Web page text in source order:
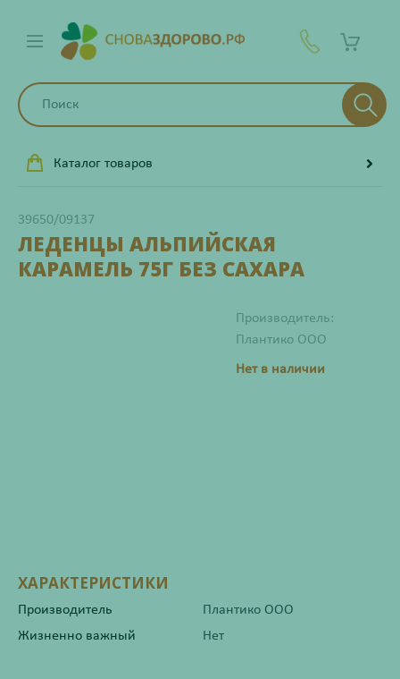
Каталог товаров
39650/09137
ЛЕДЕНЦЫ АЛЬПИЙСКАЯ
КАРАМЕЛЬ 75Г БЕЗ САХАРА
Производитель:
Плантико ООО
Нет в наличии
ХАРАКТЕРИСТИКИ
Производитель
Плантико ООО
Жизненно важный
Нет